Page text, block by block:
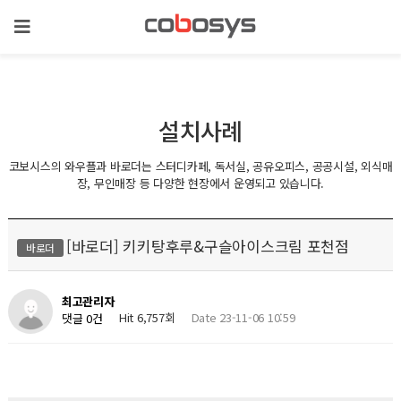
설치사례
코보시스의 와우플과 바로더는 스터디카페, 독서실, 공유오피스, 공공시설, 외식매
장, 무인매장 등 다양한 현장에서 운영되고 있습니다.
바로더 [바로더] 키키탕후루&구슬아이스크림 포천점
최고관리자
댓글 0건
Hit 6,757회 Date 23-11-06 10:59